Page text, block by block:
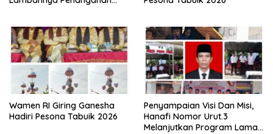
Wamen RI Giring Ganesha
Hadiri Pesona Tabuik 2026
Penyampaian Visi Dan Misi,
Hanafi Nomor Urut.3
Melanjutkan Program Lama